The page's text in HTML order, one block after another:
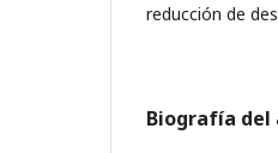
reducción de
Biografía